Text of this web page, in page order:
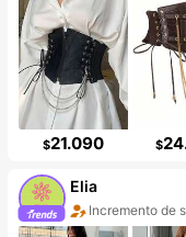
$21.090 $
Elia
Incremento de